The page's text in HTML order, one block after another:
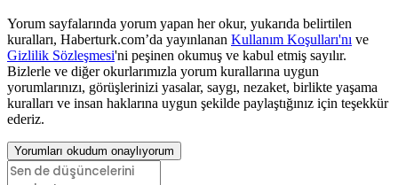
Yorum sayfalarında yorum yapan her okur, yukarıda belirtilen
kuralları, Haberturk.com’da yayınlanan Kullanım Koşulları'nı ve
Gizlilik Sözleşmesi'ni peşinen okumuş ve kabul etmiş sayılır.
Bizlerle ve diğer okurlarımızla yorum kurallarına uygun
yorumlarınızı, görüşlerinizi yasalar, saygı, nezaket, birlikte yaşama
kuralları ve insan haklarına uygun şekilde paylaştığınız için teşekkür
ederiz.
Yorumları okudum onaylıyorum